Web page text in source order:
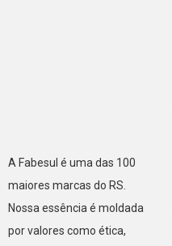
A Fabesul é uma das 100
maiores marcas do RS.
Nossa essência é moldada
por valores como ética,